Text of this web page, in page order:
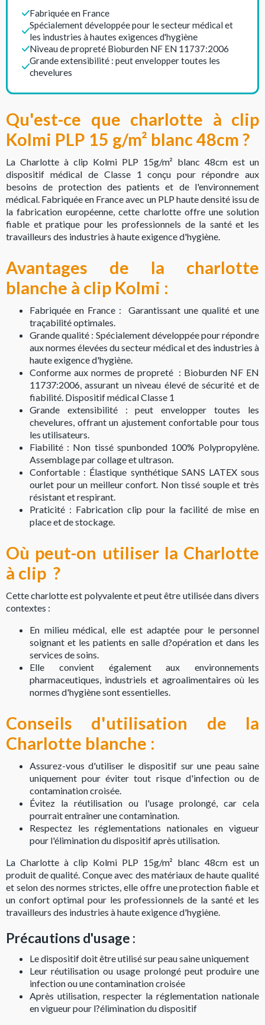
Fabriquée en France
Spécialement développée pour le secteur médical et
les industries à hautes exigences d'hygiène
Niveau de propreté Bioburden NF EN 11737:2006
Grande extensibilité : peut envelopper toutes les
chevelures
Qu'est-ce que charlotte à clip
Kolmi PLP 15 g/m² blanc 48cm ?
La Charlotte à clip Kolmi PLP 15g/m² blanc 48cm est un
dispositif médical de Classe 1 conçu pour répondre aux
besoins de protection des patients et de l'environnement
médical. Fabriquée en France avec un PLP haute densité issu de
la fabrication européenne, cette charlotte offre une solution
fiable et pratique pour les professionnels de la santé et les
travailleurs des industries à haute exigence d'hygiène.
Avantages de la charlotte
blanche à clip Kolmi :
Fabriquée en France : Garantissant une qualité et une
traçabilité optimales.
Grande qualité : Spécialement développée pour répondre
aux normes élevées du secteur médical et des industries à
haute exigence d'hygiène.
Conforme aux normes de propreté : Bioburden NF EN
11737:2006, assurant un niveau élevé de sécurité et de
fiabilité. Dispositif médical Classe 1
Grande extensibilité : peut envelopper toutes les
chevelures, offrant un ajustement confortable pour tous
les utilisateurs.
Fiabilité : Non tissé spunbonded 100% Polypropylène.
Assemblage par collage et ultrason.
Confortable : Élastique synthétique SANS LATEX sous
ourlet pour un meilleur confort. Non tissé souple et très
résistant et respirant.
Praticité : Fabrication clip pour la facilité de mise en
place et de stockage.
Où peut-on utiliser la Charlotte
à clip ?
Cette charlotte est polyvalente et peut être utilisée dans divers
contextes :
En milieu médical, elle est adaptée pour le personnel
soignant et les patients en salle d?opération et dans les
services de soins.
Elle convient également aux environnements
pharmaceutiques, industriels et agroalimentaires où les
normes d'hygiène sont essentielles.
Conseils d'utilisation de la
Charlotte blanche :
Assurez-vous d'utiliser le dispositif sur une peau saine
uniquement pour éviter tout risque d'infection ou de
contamination croisée.
Évitez la réutilisation ou l'usage prolongé, car cela
pourrait entraîner une contamination.
Respectez les réglementations nationales en vigueur
pour l'élimination du dispositif après utilisation.
La Charlotte à clip Kolmi PLP 15g/m² blanc 48cm est un
produit de qualité. Conçue avec des matériaux de haute qualité
et selon des normes strictes, elle offre une protection fiable et
un confort optimal pour les professionnels de la santé et les
travailleurs des industries à haute exigence d'hygiène.
Précautions d'usage :
Le dispositif doit être utilisé sur peau saine uniquement
Leur réutilisation ou usage prolongé peut produire une
infection ou une contamination croisée
Après utilisation, respecter la réglementation nationale
en vigueur pour l?élimination du dispositif